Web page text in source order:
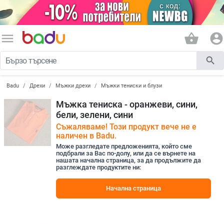
menu shopping_basket account_circle
search
Badu Дрехи Мъжки дрехи Мъжки тениски и блузи
Мъжка тениска - оранжеви, сини,
бели, зелени, сини
Съжаляваме! Този продукт вече не е
наличен в Badu.
Може разгледате предложенията, който сме
подбрали за Вас по-долу, или да се върнете на
нашата начална страница, за да продължите да
разглеждате продуктите ни:
Начална страница